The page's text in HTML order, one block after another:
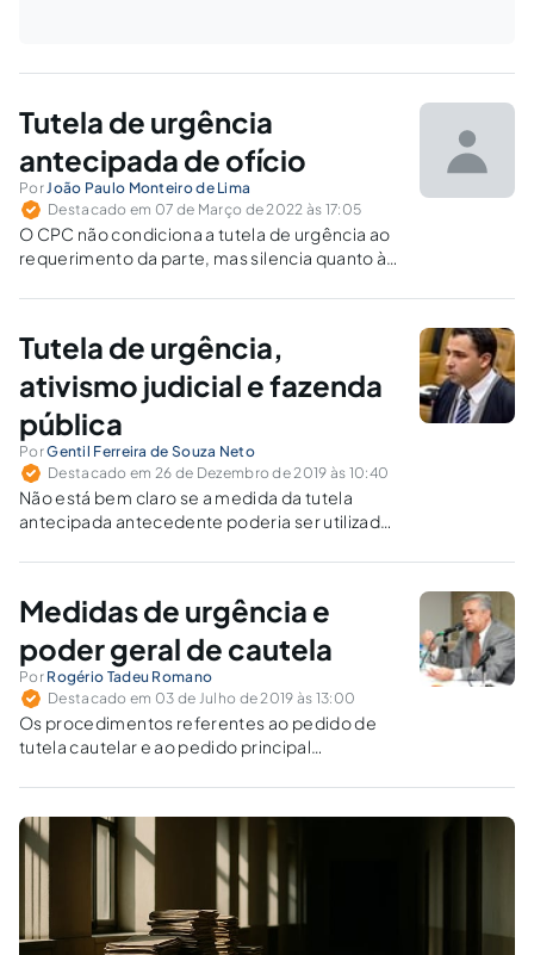
Tutela de urgência
antecipada de ofício
PorJoão Paulo Monteiro de Lima
Destacado em 07 de Março de 2022 às 17:05
O CPC não condiciona a tutela de urgência ao
requerimento da parte, mas silencia quanto à
Tutela de urgência,
ativismo judicial e fazenda
pública
PorGentil Ferreira de Souza Neto
Destacado em 26 de Dezembro de 2019 às 10:40
Não está bem claro se a medida da tutela
antecipada antecedente poderia ser utilizada
jurisprudência nos mostrará o melhor caminho
Medidas de urgência e
poder geral de cautela
Por Rogério Tadeu Romano
Destacado em 03 de Julho de 2019 às 13:00
Os procedimentos referentes ao pedido de
tutela cautelar e ao pedido principal
CPC/2015.